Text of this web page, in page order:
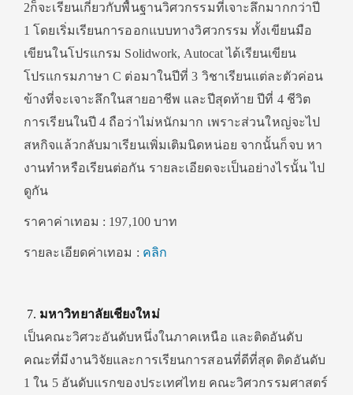
2ก็จะเรียนเกี่ยวกับพื้นฐานวิศวกรรมที่เจาะลึกมากกว่าปี
1 โดยเริ่มเรียนการออกแบบทางวิศวกรรม ทั้งเขียนมือ
เขียนในโปรแกรม Solidwork, Autocat ได้เรียนเขียน
โปรแกรมภาษา C ต่อมาในปีที่ 3 วิชาเรียนแต่ละตัวค่อน
ข้างที่จะเจาะลึกในสายอาชีพ และปีสุดท้าย ปีที่ 4 ชีวิต
การเรียนในปี 4 ถือว่าไม่หนักมาก เพราะส่วนใหญ่จะไป
สหกิจแล้วกลับมาเรียนเพิ่มเติมนิดหน่อย จากนั้นก็จบ หา
งานทำหรือเรียนต่อกัน รายละเอียดจะเป็นอย่างไรนั้น ไป
ดูกัน
ราคาค่าเทอม : 197,100 บาท
รายละเอียดค่าเทอม : คลิก
มหาวิทยาลัยเชียงใหม่
เป็นคณะวิศวะอันดับหนึ่งในภาคเหนือ และติดอันดับ
คณะที่มีงานวิจัยและการเรียนการสอนที่ดีที่สุด ติดอันดับ
1 ใน 5 อันดับแรกของประเทศไทย คณะวิศวกรรมศาสตร์